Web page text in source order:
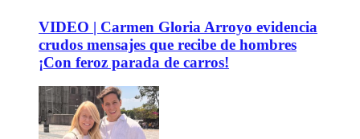
VIDEO | Carmen Gloria Arroyo evidencia
crudos mensajes que recibe de hombres
¡Con feroz parada de carros!